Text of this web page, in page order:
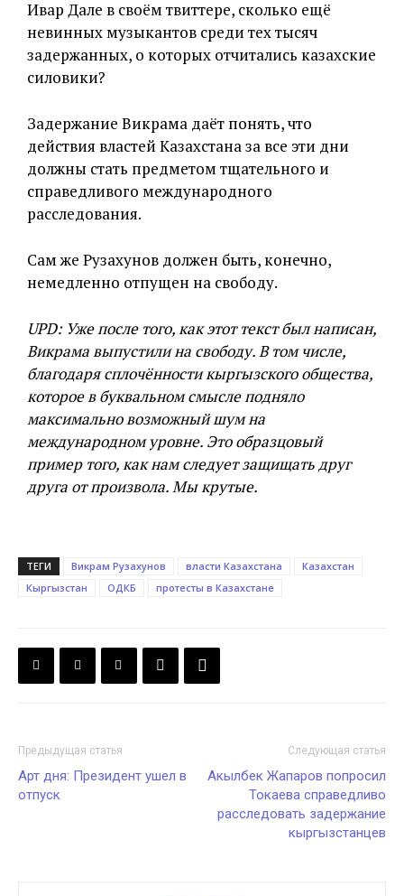
Ивар Дале в своём твиттере, сколько ещё
невинных музыкантов среди тех тысяч
задержанных, о которых отчитались казахские
силовики?
Задержание Викрама даёт понять, что
действия властей Казахстана за все эти дни
должны стать предметом тщательного и
справедливого международного
расследования.
Сам же Рузахунов должен быть, конечно,
немедленно отпущен на свободу.
UPD: Уже после того, как этот текст был написан,
Викрама выпустили на свободу. В том числе,
благодаря сплочённости кыргызского общества,
которое в буквальном смысле подняло
максимально возможный шум на
международном уровне. Это образцовый
пример того, как нам следует защищать друг
друга от произвола. Мы крутые.
ТЕГИ Викрам Рузахунов власти Казахстана
Казахстан
Кыргызстан
ОДКБ протесты в Казахстане
Предыдущая статья
Арт дня: Президент ушел в
отпуск
Следующая статья
Акылбек Жапаров попросил
Токаева справедливо
расследовать задержание
кыргызстанцев